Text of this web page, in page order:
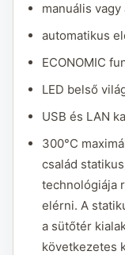
manuális
automatikus
ECONOMIC
LED belső
USB és LAN
300°C
család
technológiája
elérni. A
a sütőtér
következetes